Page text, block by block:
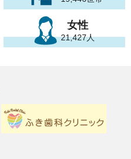
女性
21,427人